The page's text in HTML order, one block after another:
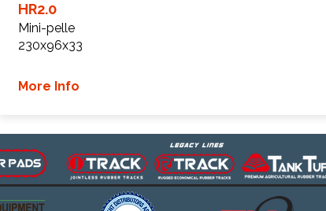
HR2.0
Mini-pelle
230x96x33
More Info